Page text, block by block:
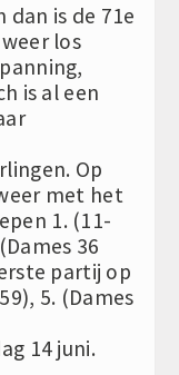
dan is de 71e
los
is al een
Op
met het
1. (11-
36
partij op
5. (Dames
14 juni.